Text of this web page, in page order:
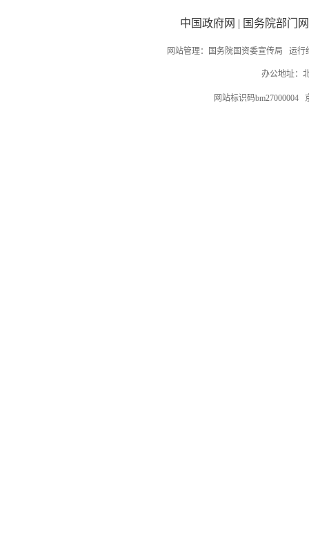
中国政府网 | 国务院部门
网站管理：国务院国资委宣传局 运
办公地址：
网站标识码bm27000004